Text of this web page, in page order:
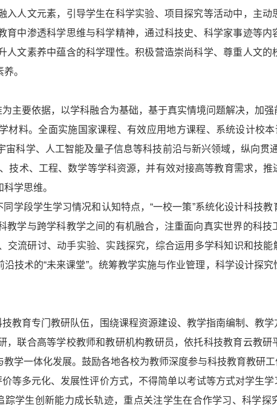
入人文元素，引导学生在科学实验、项目探究等活动中，主
中渗透科学思维与科学精神，通过科技史、科学家事迹等内
人文素养中蕴含的科学理性。积极营造崇尚科学、尊重人文
。
主要依据，以学科融合为基础，基于真实情境问题解决，加
料。全面实施国家课程、有效应用地方课程、系统设计校本
科学、人工智能及量子信息等科技前沿与新兴领域，纵向贯
术、工程、数学等学科资源，并有效对接高等教育需求，推
学思维。
学段学生学习情况和认知特点，“一校一策”系统化设计科技
教学与跨学科教学之间的有机融合，注重面向真实世界的科
流研讨、动手实验、实践探究，综合运用多学科知识和技能
沿技术的“未来课堂”。统筹教学实施与作业管理，科学设计探
教育专门教研队伍，围绕课程资源建设、教学指南编制、教
，联合高等学校教师和教研机构教研员，依托科技教育云教
学一体化发展。鼓励各地各校为教师深度参与科技教育教研工
等多元化、发展性评价方式，不得简单以考试等方式对学生学
踪学生创新能力成长轨迹，重点关注学生在合作学习、科学